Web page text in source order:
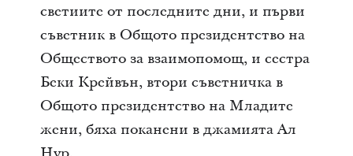
светиите от последните дни, и първи
съветник в Общото президентство на
Обществото за взаимопомощ, и сестра
Беки Крейвън, втори съветничка в
Общото президентство на Младите
жени, бяха поканени в джамията Ал